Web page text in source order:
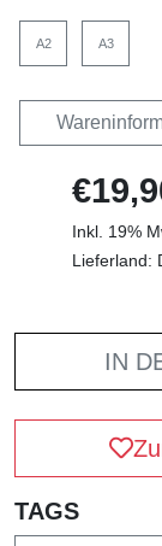
A2 A3
Inkl. 19%
Lieferland:
IN
TAGS